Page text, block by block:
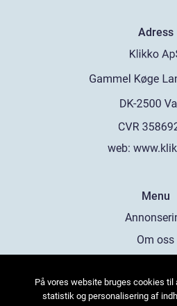
Adress
web:
Menu
Om oss
Kontakta
På vores website bruges cookies til
statistik og personalisering af